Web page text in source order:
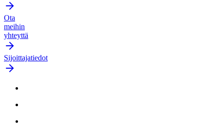
Ota
meihin
yhteyttä
Sijoittajatiedot